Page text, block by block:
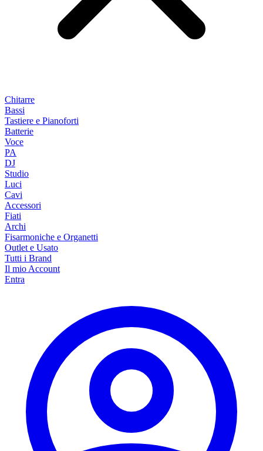
Chitarre
Bassi
Tastiere e Pianoforti
Batterie
Voce
PA
DJ
Studio
Luci
Cavi
Accessori
Fiati
Archi
Fisarmoniche e Organetti
Outlet e Usato
Tutti i Brand
Il mio Account
Entra